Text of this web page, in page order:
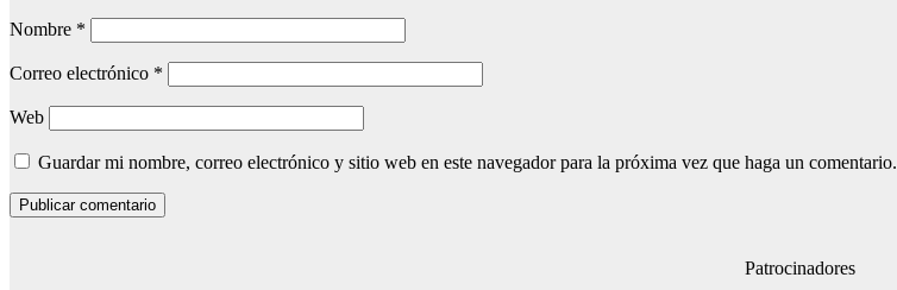
Nombre *
Correo electrónico *
Web
Guardar mi nombre, correo electrónico y sitio web en este navegador para la próxima vez que haga un comentario.
Patrocinadores